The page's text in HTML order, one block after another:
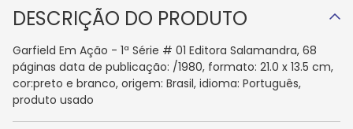
DESCRIÇÃO DO PRODUTO
Garfield Em Ação - 1ª Série # 01 Editora Salamandra, 68
páginas data de publicação: /1980, formato: 21.0 x 13.5 cm,
cor:preto e branco, origem: Brasil, idioma: Português,
produto usado